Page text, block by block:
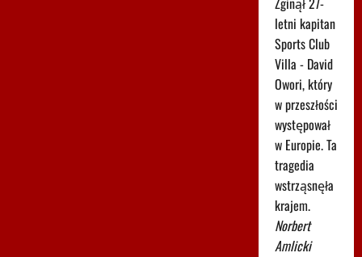
letni kapitan
Sports Club
Villa - David
Owori, który
w przeszłości
występował
w Europie. Ta
tragedia
wstrząsnęła
krajem.
Norbert
Amlicki